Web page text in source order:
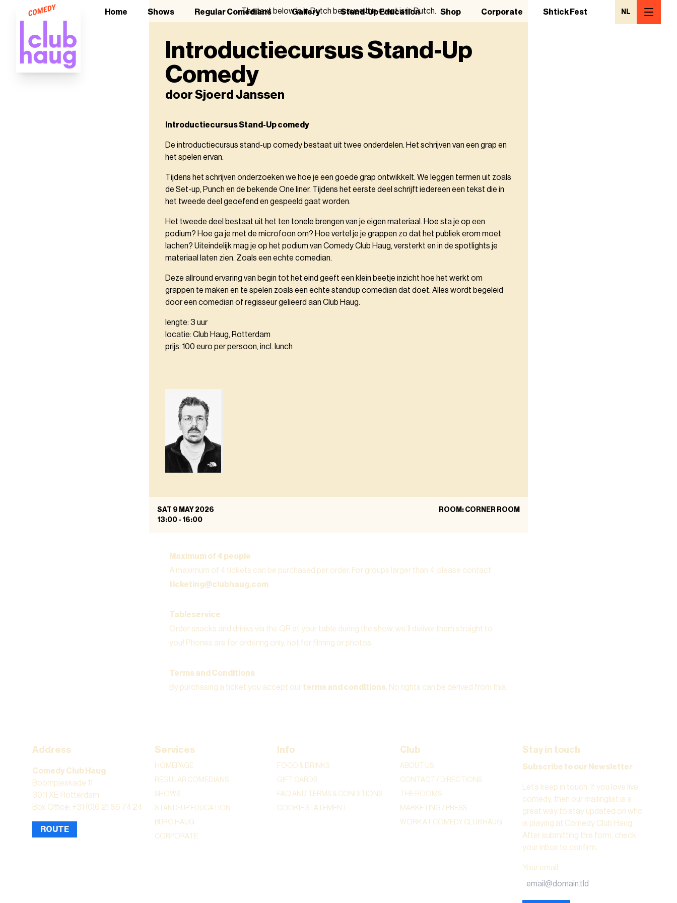
Home Shows Regular Comedians Gallery Stand-Up Education Shop Corporate Shtick Fest NL
The text below is in Dutch because the event is in Dutch.
Introductiecursus Stand-Up
Comedy
door Sjoerd Janssen
Introductiecursus Stand-Up comedy
De introductiecursus stand-up comedy bestaat uit twee onderdelen. Het schrijven van een grap en
het spelen ervan.
Tijdens het schrijven onderzoeken we hoe je een goede grap ontwikkelt. We leggen termen uit zoals
de Set-up, Punch en de bekende One liner. Tijdens het eerste deel schrijft iedereen een tekst die in
het tweede deel geoefend en gespeeld gaat worden.
Het tweede deel bestaat uit het ten tonele brengen van je eigen materiaal. Hoe sta je op een
podium? Hoe ga je met de microfoon om? Hoe vertel je je grappen zo dat het publiek erom moet
lachen? Uiteindelijk mag je op het podium van Comedy Club Haug, versterkt en in de spotlights je
materiaal laten zien. Zoals een echte comedian.
Deze allround ervaring van begin tot het eind geeft een klein beetje inzicht hoe het werkt om
grappen te maken en te spelen zoals een echte standup comedian dat doet. Alles wordt begeleid
door een comedian of regisseur gelieerd aan Club Haug.
lengte: 3 uur
locatie: Club Haug, Rotterdam
prijs: 100 euro per persoon, incl. lunch
SAT 9 MAY 2026
13:00 - 16:00
ROOM: CORNER ROOM
Maximum of 4 people
A maximum of 4 tickets can be purchased per order. For groups larger than 4, please contact
ticketing@clubhaug.com
Tableservice
Order snacks and drinks via the QR at your table during the show, we’ll deliver them straight to
you! Phones are for ordering only, not for filming or photos
Terms and Conditions
By purchasing a ticket you accept our terms and conditions . No rights can be derived from this.
Address
Comedy Club Haug
Boompjeskade 11
3011 XE Rotterdam
Box Office: +31 (0)6 21 86 74 24
ROUTE
Services
HOMEPAGE
REGULAR COMEDIANS
SHOWS
STAND-UP EDUCATION
BURO HAUG
CORPORATE
Info
FOOD & DRINKS
GIFT CARDS
FAQ AND TERMS & CONDITIONS
COOKIE STATEMENT
Club
ABOUT US
CONTACT / DIRECTIONS
THE ROOMS
MARKETING / PRESS
WORK AT COMEDY CLUB HAUG
Stay in touch
Subscribe to our Newsletter
Let’s keep in touch. If you love live
comedy, then our mailinglist is a
great way to stay updated on who
is playing at Comedy Club Haug.
After submitting this form, check
your inbox to confirm.
Your email :